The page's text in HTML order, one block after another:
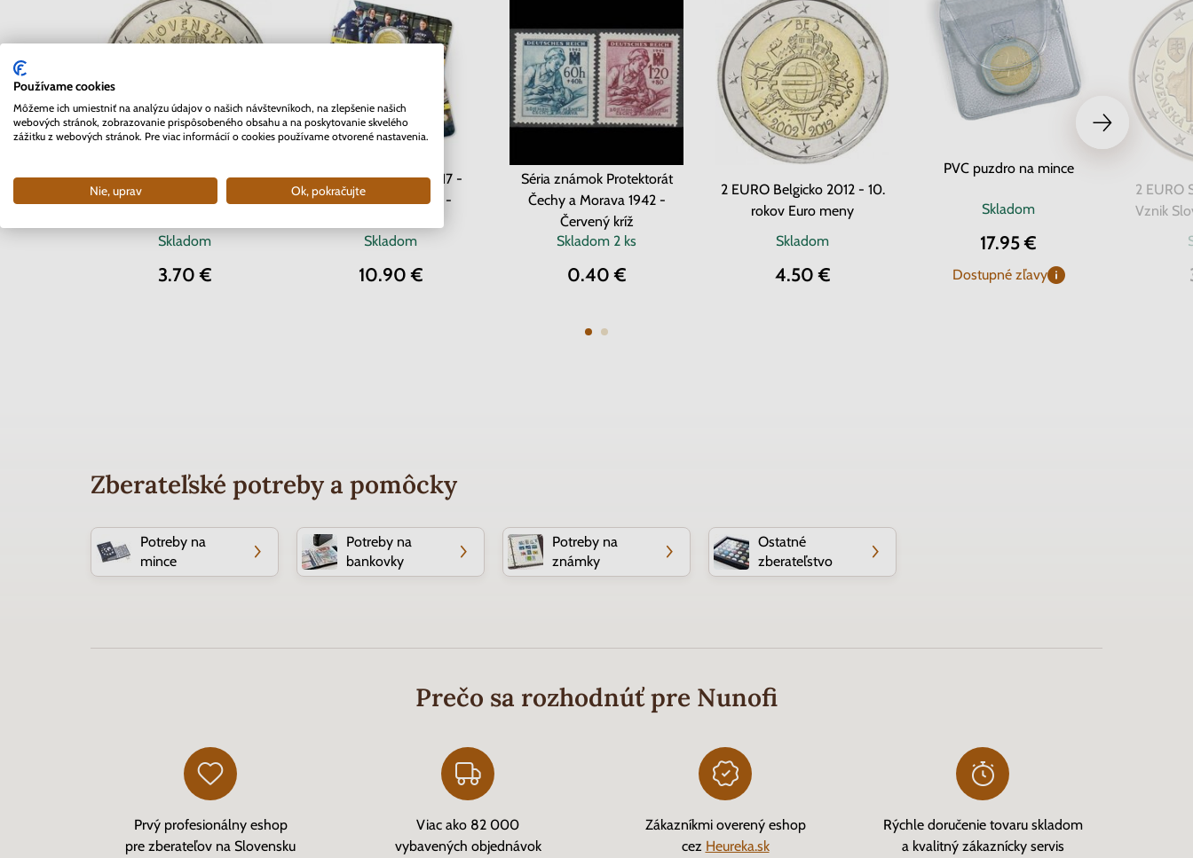
2 EURO Slovensko 2012 -
Skladom
3.70 €
2 EURO Belgicko 2017 -
Univerzita v Gente -
Skladom
10.90 €
Séria známok Protektorát
Čechy a Morava 1942 -
Červený kríž
Skladom 2 ks
0.40 €
2 EURO Belgicko 2012 - 10.
rokov Euro meny
Skladom
4.50 €
PVC puzdro na mince
Skladom
17.95 €
Dostupné zľavy
2 EURO
Vznik
Zberateľské potreby a pomôcky
Potreby na
mince
Potreby na
bankovky
Potreby na
známky
Ostatné
zberateľstvo
Prečo sa rozhodnúť pre Nunofi
Prvý profesionálny eshop
pre zberateľov na Slovensku
Viac ako 82 000
vybavených objednávok
Zákazníkmi overený eshop
cez Heureka.sk
Rýchle doručenie tovaru skladom
a kvalitný zákaznícky servis
Používame cookies
Môžeme ich umiestniť na analýzu údajov o našich návštevníkoch, na zlepšenie našich
webových stránok, zobrazovanie prispôsobeného obsahu a na poskytovanie skvelého
zážitku z webových stránok. Pre viac informácií o cookies používame otvorené nastavenia.
Nie, uprav Ok, pokračujte